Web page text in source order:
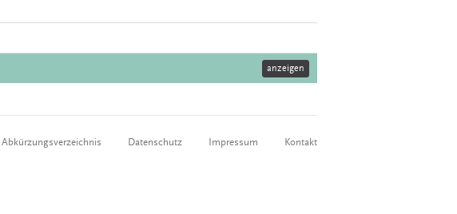
anzeigen
Abkürzungsverzeichnis Datenschutz Impressum Kontakt